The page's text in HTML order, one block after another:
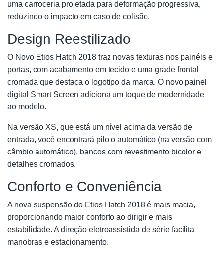
uma carroceria projetada para deformação progressiva,
reduzindo o impacto em caso de colisão.
Design Reestilizado
O Novo Etios Hatch 2018 traz novas texturas nos painéis e
portas, com acabamento em tecido e uma grade frontal
cromada que destaca o logotipo da marca. O novo painel
digital Smart Screen adiciona um toque de modernidade
ao modelo.
Na versão XS, que está um nível acima da versão de
entrada, você encontrará piloto automático (na versão com
câmbio automático), bancos com revestimento bicolor e
detalhes cromados.
Conforto e Conveniência
A nova suspensão do Etios Hatch 2018 é mais macia,
proporcionando maior conforto ao dirigir e mais
estabilidade. A direção eletroassistida de série facilita
manobras e estacionamento.